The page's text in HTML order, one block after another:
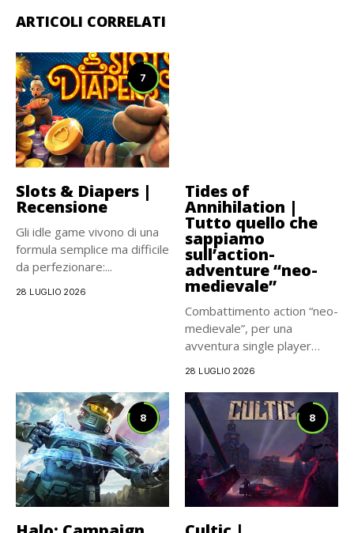
ARTICOLI CORRELATI
7
Slots & Diapers |
Recensione
Gli idle game vivono di una
formula semplice ma difficile
da perfezionare:...
28 LUGLIO 2026
Tides of
Annihilation |
Tutto quello che
sappiamo
sull’action-
adventure “neo-
medievale”
Combattimento action “neo-
medievale”, per una
avventura single player
28 LUGLIO 2026
8 8